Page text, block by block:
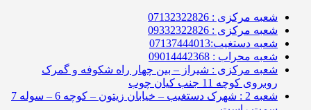
شعبه مرکزی : 07132322826
شعبه مرکزی : 09332322826
شعبه دستغیب:07137444013
شعبه محراب : 09014442368
شعبه مرکزی : شیراز – بین چهار راه شکوفه و گمرک
روبروی کوچه 11 جنب کیان چوب
شعبه 2 : شهرک دستغیب – خیابان زیتون – کوچه 6 – سوله 7